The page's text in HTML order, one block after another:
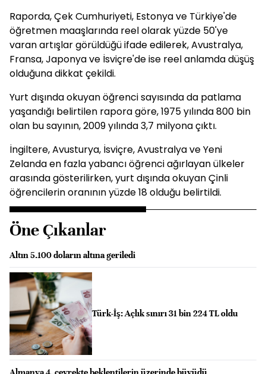
Raporda, Çek Cumhuriyeti, Estonya ve Türkiye'de
öğretmen maaşlarında reel olarak yüzde 50'ye
varan artışlar görüldüğü ifade edilerek, Avustralya,
Fransa, Japonya ve İsviçre'de ise reel anlamda düşüş
olduğuna dikkat çekildi.
Yurt dışında okuyan öğrenci sayısında da patlama
yaşandığı belirtilen rapora göre, 1975 yılında 800 bin
olan bu sayının, 2009 yılında 3,7 milyona çıktı.
İngiltere, Avusturya, İsviçre, Avustralya ve Yeni
Zelanda en fazla yabancı öğrenci ağırlayan ülkeler
arasında gösterilirken, yurt dışında okuyan Çinli
öğrencilerin oranının yüzde 18 olduğu belirtildi.
Öne Çıkanlar
Altın 5.100 doların altına geriledi
Türk-İş: Açlık sınırı 31 bin 224 TL oldu